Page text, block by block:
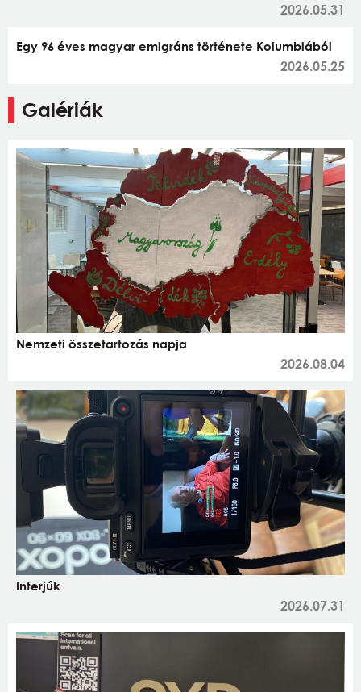
2026.05.31
Egy 96 éves magyar emigráns története Kolumbiából
2026.05.25
Galériák
Nemzeti összetartozás napja
2026.08.04
Interjúk
2026.07.31